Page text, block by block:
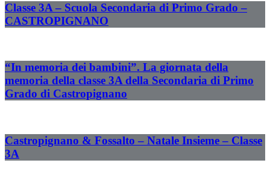
Classe 3A – Scuola Secondaria di Primo Grado –
CASTROPIGNANO
“In memoria dei bambini”. La giornata della
memoria della classe 3A della Secondaria di Primo
Grado di Castropignano
Castropignano & Fossalto – Natale Insieme – Classe
3A